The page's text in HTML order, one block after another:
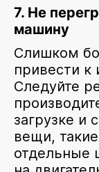
7. Не
машину
Слишком
привести к
Следуйте
загрузке и
вещи,
отдельные